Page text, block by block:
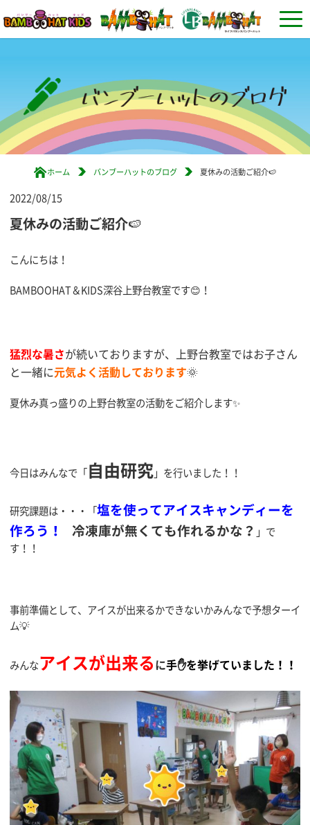
ホーム バンブーハットのブログ 夏休みの活動ご紹介🍉
2022/08/15
夏休みの活動ご紹介🍉
こんにちは！
BAMBOOHAT＆KIDS深谷上野台教室です😊！
猛烈な暑さが続いておりますが、上野台教室ではお子さん
と一緒に元気よく活動しております🌞
夏休み真っ盛りの上野台教室の活動をご紹介します✨
今日はみんなで「自由研究」を行いました！！
研究課題は・・・「塩を使ってアイスキャンディーを
作ろう！
冷凍庫が無くても作れるかな？ 」で
す！！
事前準備として、アイスが出来るかできないかみんなで予想ターイ
ム💡
みんなアイスが出来るに手✋を挙げていました！！